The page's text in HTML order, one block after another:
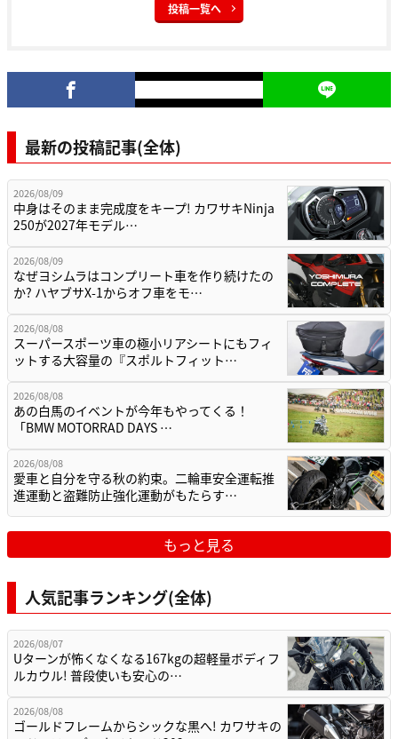
投稿一覧へ
最新の投稿記事(全体)
2026/08/09
中身はそのまま完成度をキープ! カワサキNinja
250が2027年モデル…
2026/08/09
なぜヨシムラはコンプリート車を作り続けたの
か? ハヤブサX-1からオフ車をモ…
2026/08/08
スーパースポーツ車の極小リアシートにもフィ
ットする大容量の『スポルトフィット…
2026/08/08
あの白馬のイベントが今年もやってくる！
「BMW MOTORRAD DAYS …
2026/08/08
愛車と自分を守る秋の約束。二輪車安全運転推
進運動と盗難防止強化運動がもたらす…
もっと見る
人気記事ランキング(全体)
2026/08/07
Uターンが怖くなくなる167kgの超軽量ボディフ
ルカウル! 普段使いも安心の…
2026/08/08
ゴールドフレームからシックな黒へ! カワサキの